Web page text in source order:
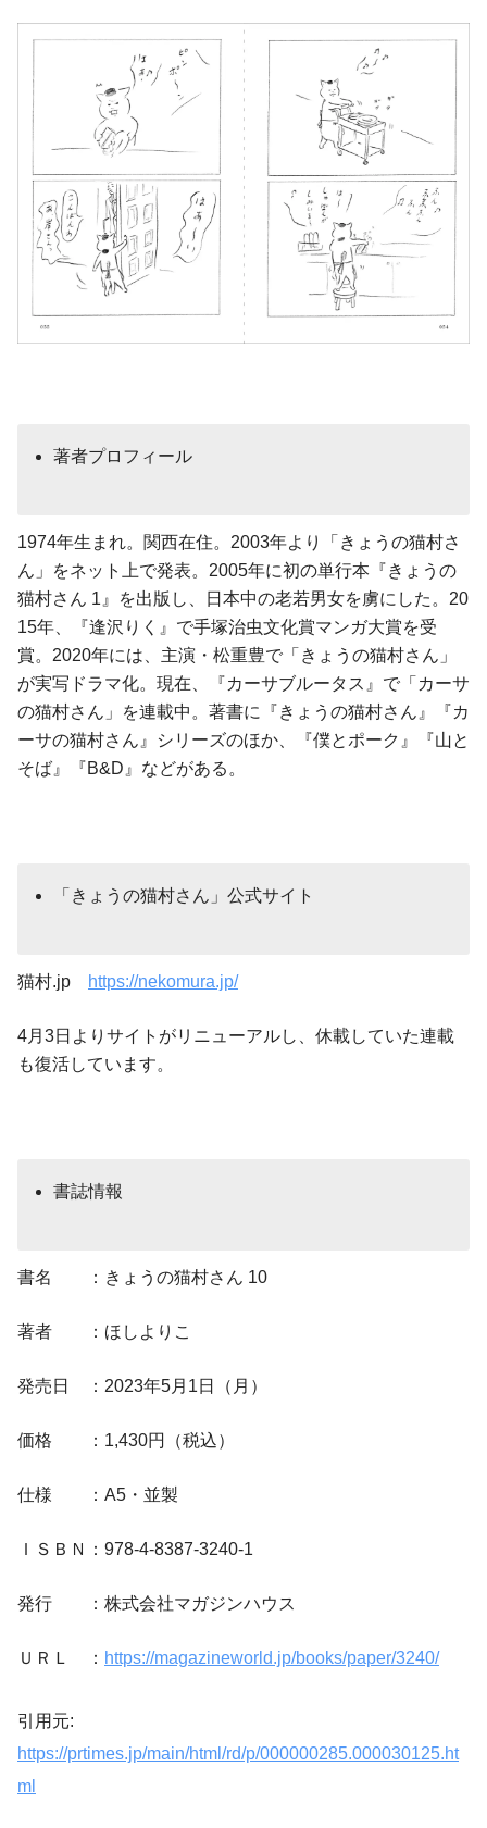
著者プロフィール
1974年生まれ。関西在住。2003年より「きょうの猫村さ
ん」をネット上で発表。2005年に初の単行本『きょうの
猫村さん 1』を出版し、日本中の老若男女を虜にした。20
15年、『逢沢りく』で手塚治虫文化賞マンガ大賞を受
賞。2020年には、主演・松重豊で「きょうの猫村さん」
が実写ドラマ化。現在、『カーサブルータス』で「カーサ
の猫村さん」を連載中。著書に『きょうの猫村さん』『カ
ーサの猫村さん』シリーズのほか、『僕とポーク』『山と
そば』『B&D』などがある。
「きょうの猫村さん」公式サイト
猫村.jp https://nekomura.jp/
4月3日よりサイトがリニューアルし、休載していた連載
も復活しています。
書誌情報
書名 ：きょうの猫村さん 10
著者 ：ほしよりこ
発売日 ：2023年5月1日（月）
価格 ：1,430円（税込）
仕様 ：A5・並製
ＩＳＢＮ：978-4-8387-3240-1
発行 ：株式会社マガジンハウス
ＵＲＬ ： https://magazineworld.jp/books/paper/3240/
引用元:
https://prtimes.jp/main/html/rd/p/000000285.000030125.ht
ml